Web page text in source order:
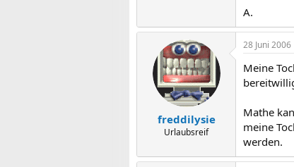
A.
freddilysie
Urlaubsreif
28 Juni 2006
Meine
Mathe
meine
werden.